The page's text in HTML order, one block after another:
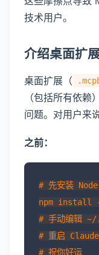
技术用户。
介绍桌面扩
桌面扩展（
（包括所有依
问题。对用户来
之前：
# 先安装
npm install -
# 手动编辑
# 重启